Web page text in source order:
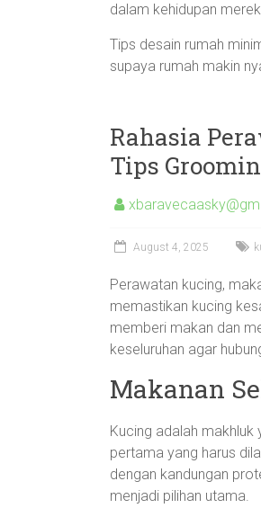
dalam kehidupan
Tips desain rumah
supaya rumah makin
Rahasia
Tips
August 4, 2025
Perawatan kucing,
memastikan kucing
memberi makan dan
keseluruhan agar
Makanan
Kucing adalah makhluk
pertama yang harus
dengan kandungan
menjadi pilihan utama.